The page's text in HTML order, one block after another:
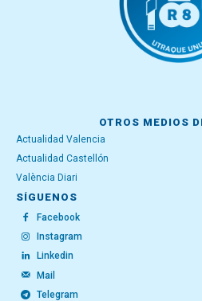
OTROS MEDIOS
Actualidad Valencia
Actualidad Castellón
València Diari
SÍGUENOS
Facebook
Instagram
Linkedin
Mail
Telegram